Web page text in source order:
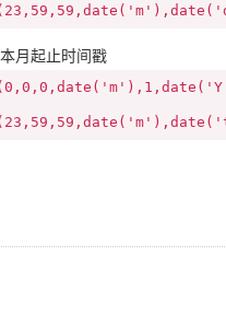
月起止时间戳